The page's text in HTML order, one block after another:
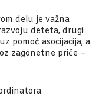
delu je važna
deteta, drugi
pomoć asocijacija, a
zagonetne priče –